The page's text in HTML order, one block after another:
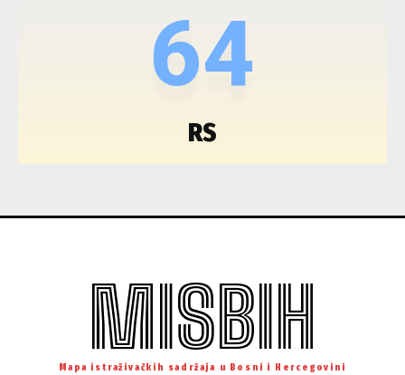
64
RS
MISBIH
Mapa istraživačkih sadržaja u Bosni i Hercegovini